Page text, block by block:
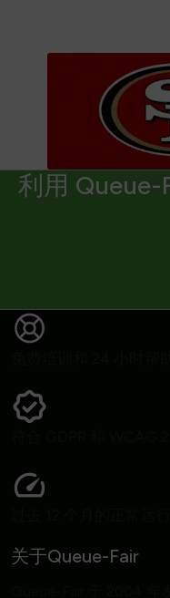
利用 Queue-
关于Queue-Fair